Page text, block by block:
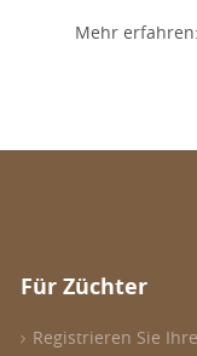
Mehr erfahren:
Für Züchter
Registrieren Sie